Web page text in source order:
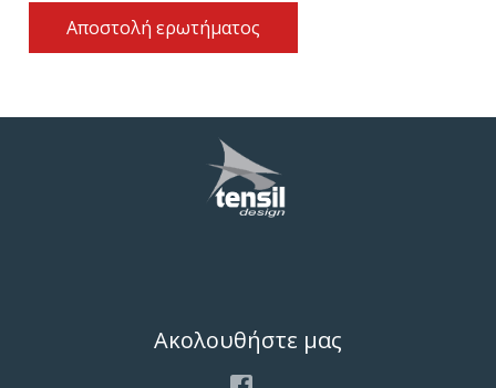
Αποστολή ερωτήματος
Ακολουθήστε μας